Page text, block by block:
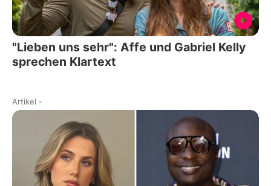
"Lieben uns sehr": Affe und Gabriel Kelly
sprechen Klartext
Artikel -